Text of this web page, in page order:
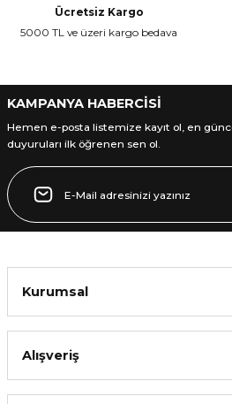
Gönder
Ücretsiz Kargo
5000 TL ve üzeri kargo bedava
KAMPANYA HABERCİSİ
Hemen e-posta listemize kayıt ol, en
duyuruları ilk öğrenen sen ol.
Kurumsal
Alışveriş